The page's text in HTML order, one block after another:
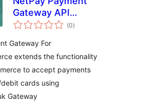
Gateway API
Module For (0個
の)
Gateway For
extends the functionality
to accept payments
cards using
Gateway